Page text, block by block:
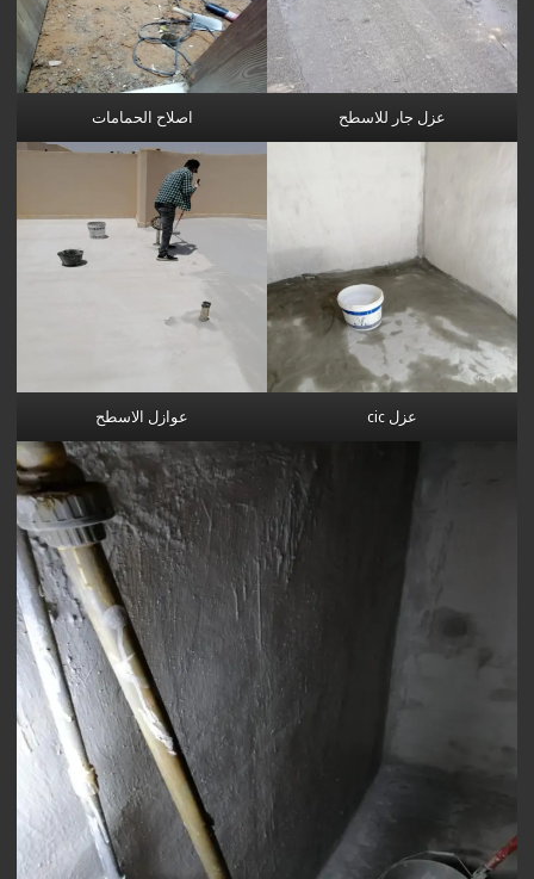
عزل جار للاسطح اصلاح الحمامات
عزل cic عوازل الاسطح